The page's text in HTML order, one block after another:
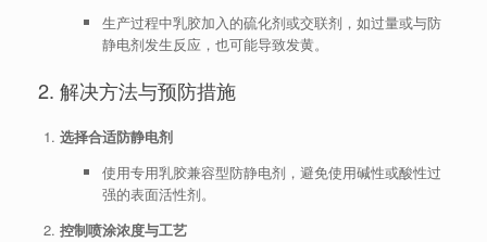
生产过程中乳胶加入的硫化剂或交联剂，如过量或与防
静电剂发生反应，也可能导致发黄。
2. 解决方法与预防措施
选择合适防静电剂
使用专用乳胶兼容型防静电剂，避免使用碱性或酸性过
强的表面活性剂。
控制喷涂浓度与工艺